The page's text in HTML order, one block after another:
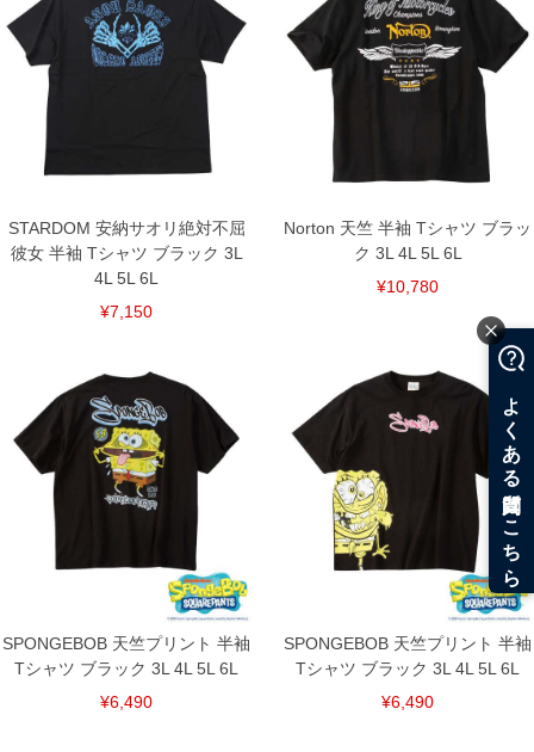
一部、お直しに対応出来ない商品がございます。(例：裾にファスナーや調節ひもが付
いている、極端なデザインが施されている等)
※商品によって若干のサイズの誤差がございます。また、お客様がご使用の環境（コ
ンピュータ画面）によって、商品の色味が若干異なる場合がございます。予めご了承
ください。
※当店での掲載商品は、実店鋪と在庫を共用しておりますので店頭での売り違い、店
舗からのお取り寄せ等により、お客様にご迷惑をお掛けしてしまう場合がございま
す。そのようなことがない様最大限に努めておりますが、もしあった場合速やかにご
連絡させて頂きますので予めご了承ください。
DETAIL
STARDOM 安納サオリ絶対不屈
彼女 半袖 Tシャツ ブラック 3L
4L 5L 6L
¥7,150
Norton 天竺 半袖 Tシャツ ブラッ
ク 3L 4L 5L 6L
¥10,780
SPONGEBOB 天竺プリント 半袖
Tシャツ ブラック 3L 4L 5L 6L
¥6,490
SPONGEBOB 天竺プリント 半袖
Tシャツ ブラック 3L 4L 5L 6L
¥6,490